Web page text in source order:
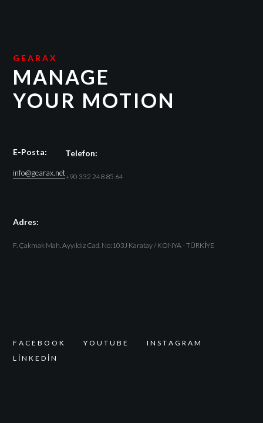
GEARAX
MANAGE
YOUR MOTION
E-Posta:
info@gearax.net
Telefon:
+90 332 248 85 64
Adres:
F. Çakmak Mah. Ayyıldız Cad. No:103J Karatay / KONYA - TÜRKİYE
F A C E B O O K Y O U T U B E I N S T A G R A M
L I N K E D I N